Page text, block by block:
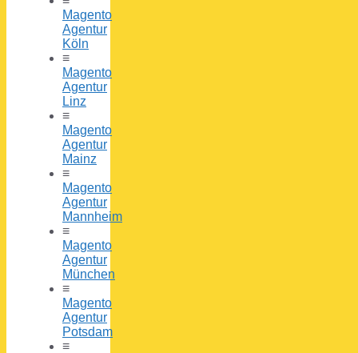
Magento
Agentur
Köln
≡
Magento
Agentur
Linz
≡
Magento
Agentur
Mainz
≡
Magento
Agentur
Mannheim
≡
Magento
Agentur
München
≡
Magento
Agentur
Potsdam
≡